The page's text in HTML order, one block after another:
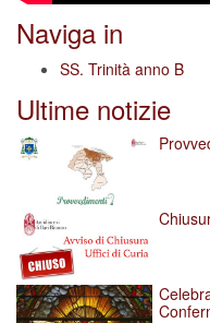
Naviga in
SS. Trinità anno B
Ultime notizie